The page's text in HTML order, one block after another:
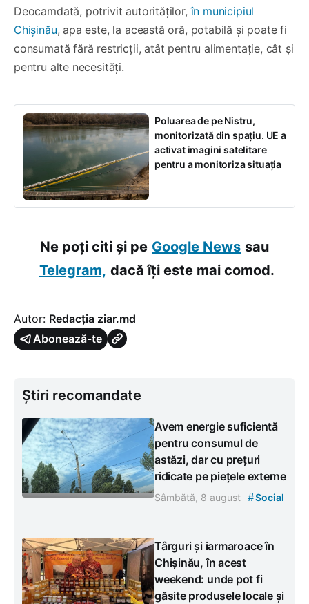
Deocamdată, potrivit autorităților,în municipiul
Chișinău, apa este, la această oră, potabilă și poate fi
consumată fără restricții, atât pentru alimentație, cât și
pentru alte necesități.
Poluarea de pe Nistru,
monitorizată din spațiu. UE a
activat imagini satelitare
pentru a monitoriza situația
Ne poți citi și pe Google News sau
Telegram, dacă îți este mai comod.
Autor: Redacția ziar.md
Abonează-te
Știri recomandate
Avem energie suficientă
pentru consumul de
astăzi, dar cu prețuri
ridicate pe piețele externe
Sâmbătă, 8 august #Social
Târguri și iarmaroace în
Chișinău, în acest
weekend: unde pot fi
găsite produsele locale și